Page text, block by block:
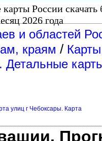
России скачать
2026 года
и областей
краям /
Детальные
улиц г Чебоксары. Карта